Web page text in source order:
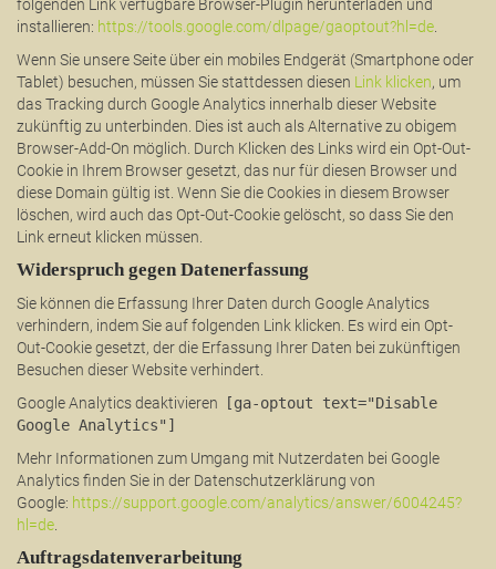
folgenden Link verfügbare Browser-Plugin herunterladen und
installieren: https://tools.google.com/dlpage/gaoptout?hl=de
Wenn Sie unsere Seite über ein mobiles Endgerät (Smartphone oder
Tablet) besuchen, müssen Sie stattdessen diesen Link klicken, um
das Tracking durch Google Analytics innerhalb dieser Website
zukünftig zu unterbinden. Dies ist auch als Alternative zu obigem
Browser-Add-On möglich. Durch Klicken des Links wird ein Opt-Out-
Cookie in Ihrem Browser gesetzt, das nur für diesen Browser und
diese Domain gültig ist. Wenn Sie die Cookies in diesem Browser
löschen, wird auch das Opt-Out-Cookie gelöscht, so dass Sie den
Link erneut klicken müssen.
Widerspruch gegen Datenerfassung
Sie können die Erfassung Ihrer Daten durch Google Analytics
verhindern, indem Sie auf folgenden Link klicken. Es wird ein Opt-
Out-Cookie gesetzt, der die Erfassung Ihrer Daten bei zukünftigen
Besuchen dieser Website verhindert.
Google Analytics deaktivieren
[ga-optout text="Disable
Google Analytics"]
Mehr Informationen zum Umgang mit Nutzerdaten bei Google
Analytics finden Sie in der Datenschutzerklärung von
Google: https://support.google.com/analytics/answer/6004245?
hl=de
Auftragsdatenverarbeitung